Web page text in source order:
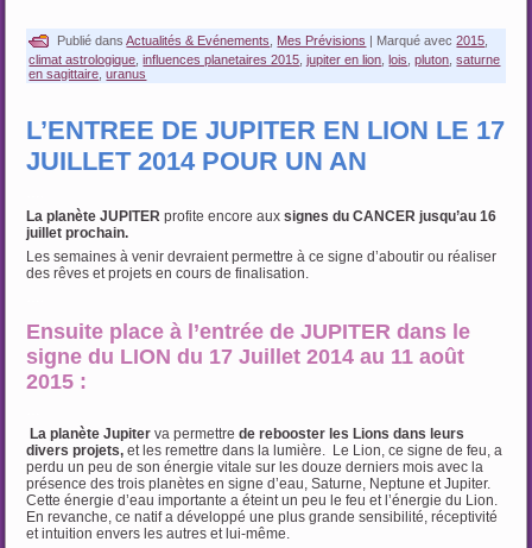
Publié dans Actualités & Evénements Mes Prévisions Marqué avec 2015
climat astrologique,influences planetaires 2015,jupiter en lion, lois,pluton,saturne
en sagittaire,uranus
L’ENTREE DE JUPITER EN LION LE 17
JUILLET 2014 POUR UN AN
La planète JUPITER profite encore auxsignes du CANCER jusqu’au 16
juillet prochain.
Les semaines à venir devraient permettre à ce signe d’aboutir ou réaliser
des rêves et projets en cours de finalisation.
Ensuite place à l’entrée de JUPITER dans le
signe du LION du 17 Juillet 2014 au 11 août
2015 :
La planète Jupiter va permettrede rebooster les Lions dans leurs
divers projets, et les remettre dans la lumière. Le Lion, ce signe de feu, a
perdu un peu de son énergie vitale sur les douze derniers mois avec la
présence des trois planètes en signe d’eau, Saturne, Neptune et Jupiter.
Cette énergie d’eau importante a éteint un peu le feu et l’énergie du Lion.
En revanche, ce natif a développé une plus grande sensibilité, réceptivité
et intuition envers les autres et lui-même.